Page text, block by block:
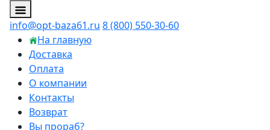
info@opt-baza61.ru 8 (800) 550-30-60
На главную
Доставка
Оплата
О компании
Контакты
Возврат
Вы прораб?